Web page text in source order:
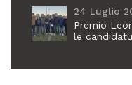
24 Luglio
Premio
le